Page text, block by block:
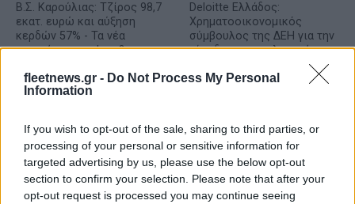
fleetnews.gr - Do Not Process My Personal
Information
If you wish to opt-out of the sale, sharing to third parties, or
processing of your personal or sensitive information for
targeted advertising by us, please use the below opt-out
section to confirm your selection. Please note that after your
opt-out request is processed you may continue seeing
Β.Σ. Καρούλιας: Τζίρος 98,7
εκατ. ευρώ και αύξηση
κερδών 57% - Τα νέα
στοιχήματα σε low & non
Deloitte Ελλάδος:
Χρηματοοικονομικός
σύμβουλος της ΔΕΗ για την
είσοδο στην πολωνική
Η Chery επενδύει 75 εκατ. δολάρια στην KG Mobility